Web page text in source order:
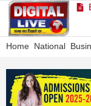
Home National